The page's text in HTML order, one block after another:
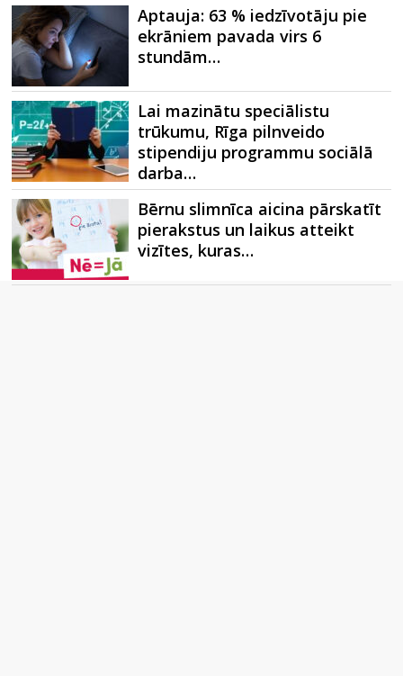
Aptauja: 63 % iedzīvotāju pie
ekrāniem pavada virs 6
stundām…
Lai mazinātu speciālistu
trūkumu, Rīga pilnveido
stipendiju programmu sociālā
darba…
Bērnu slimnīca aicina pārskatīt
pierakstus un laikus atteikt
vizītes, kuras…